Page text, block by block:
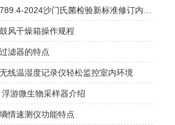
风干燥箱操作规程
滤器的特点
线温湿度记录仪轻松监控室内环境
游微生物采样器介绍
情速测仪功能特点